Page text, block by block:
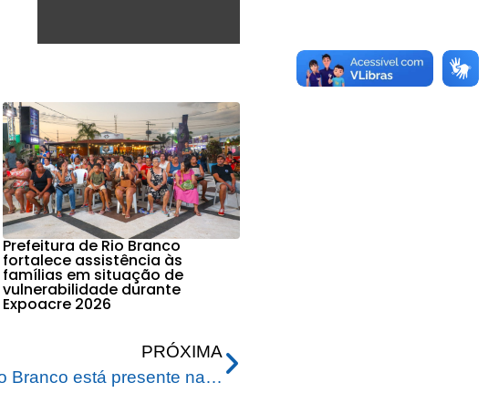
Prefeitura de Rio Branco
fortalece assistência às
famílias em situação de
vulnerabilidade durante
Expoacre 2026
PRÓXIMA
Prefeitura de Rio Branco está presente na Transacreana com incentivos agrícolas